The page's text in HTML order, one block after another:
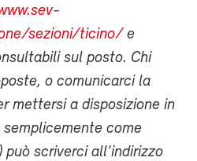
sezioni/ticino/ e
sul posto. Chi
o comunicarci la
mettersi a disposizione in
come
scriverci all’indirizzo